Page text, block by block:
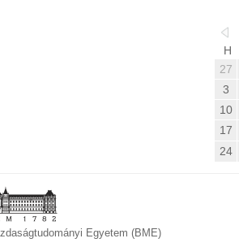
H
27
3
10
17
24
Egyetem (BME)